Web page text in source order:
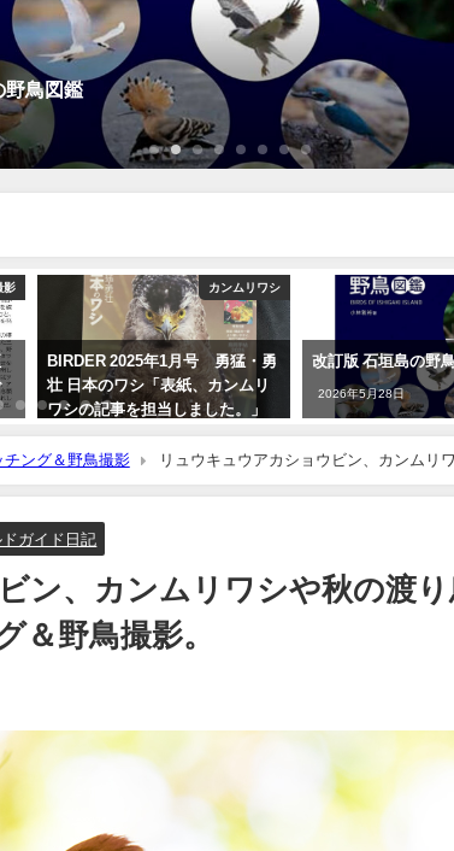
野鳥図鑑
影 カンムリワシ
BIRDER 2025年1月号 勇猛・勇
壮 日本のワシ「表紙、カンムリ
ワシの記事を担当しました。」
改訂版 石垣島の野
2026年5月28日
チング＆野鳥撮影
リュウキュウアカショウビン、カンムリ
ガイド日記
ン、カンムリワシや秋の渡り
＆野鳥撮影。